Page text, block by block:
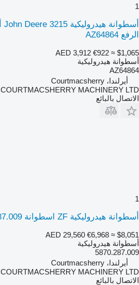
1
الرفع AZ64864
AED 3,912 €922 ≈ $1,065
أسطوانة هيدروليكية
AZ64864
أيرلندا، Courtmacsherry
COURTMACSHERRY MACHINERY LTD
الاتصال بالبائع
1
أسطوانة هيدروليكية ZF اسطوانة 5870.287.009
AED 29,560 €6,968 ≈ $8,051
أسطوانة هيدروليكية
5870.287.009
أيرلندا، Courtmacsherry
COURTMACSHERRY MACHINERY LTD
الاتصال بالبائع